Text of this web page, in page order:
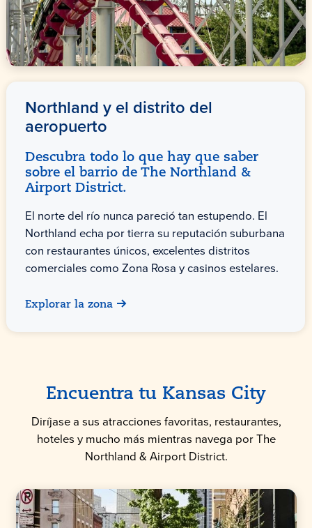
Northland y el distrito del
aeropuerto
Descubra todo lo que hay que saber
sobre el barrio de The Northland &
Airport District.
El norte del río nunca pareció tan estupendo. El
Northland echa por tierra su reputación suburbana
con restaurantes únicos, excelentes distritos
comerciales como Zona Rosa y casinos estelares.
Explorar la zona
Encuentra tu Kansas City
Diríjase a sus atracciones favoritas, restaurantes,
hoteles y mucho más mientras navega por The
Northland & Airport District.